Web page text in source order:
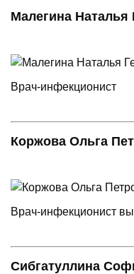
Малегина Наталья
Врач-инфекционист
Коржова Ольга
Врач-инфекционист
Сибгатуллина